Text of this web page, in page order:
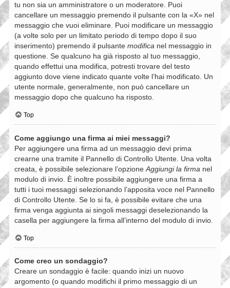
tu non sia un amministratore o un moderatore. Puoi
cancellare un messaggio premendo il pulsante con la «X» nel
messaggio che vuoi eliminare. Puoi modificare un messaggio
(a volte solo per un limitato periodo di tempo dopo il suo
inserimento) premendo il pulsante modifica nel messaggio in
questione. Se qualcuno ha già risposto al tuo messaggio,
quando effettui una modifica, potresti trovare del testo
aggiunto dove viene indicato quante volte l’hai modificato. Un
utente normale, generalmente, non può cancellare un
messaggio dopo che qualcuno ha risposto.
Top
Come aggiungo una firma ai miei messaggi?
Per aggiungere una firma ad un messaggio devi prima
crearne una tramite il Pannello di Controllo Utente. Una volta
creata, è possibile selezionare l’opzione Aggiungi la firma nel
modulo di invio. È inoltre possibile aggiungere una firma a
tutti i tuoi messaggi selezionando l’apposita voce nel Pannello
di Controllo Utente. Se lo si fa, è possibile evitare che una
firma venga aggiunta ai singoli messaggi deselezionando la
casella per aggiungere la firma all’interno del modulo di invio.
Top
Come creo un sondaggio?
Creare un sondaggio è facile: quando inizi un nuovo
argomento (o quando modifichi il primo messaggio di un